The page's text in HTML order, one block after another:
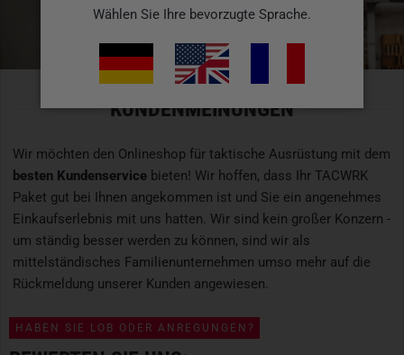
KUNDENMEINUNGEN
Wir möchten den Onlineshop für taktische Ausrüstung mit dem
besten Kundenservice bieten! Wir hoffen, dass Ihr TACWRK
Paket gut bei Ihnen angekommen ist und Sie ein angenehmes
Einkaufserlebnis mit uns hatten. Wir sind kein großer Konzern -
um ständig besser werden zu können, sind wir als
mittelständisches Familienunternehmen umso mehr auf die
Rückmeldung unserer Kunden angewiesen.
HABEN SIE LOB ODER ANREGUNGEN?
Wählen Sie Ihre bevorzugte Sprache.